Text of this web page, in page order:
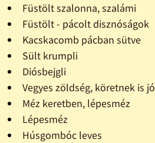
Füstölt szalonna, szalámi
Füstölt - pácolt disznóságok
Kacskacomb pácban sütve
Sült krumpli
Diósbejgli
Vegyes zöldség, köretnek is jó
Méz keretben, lépesméz
Lépesméz
Húsgombóc leves